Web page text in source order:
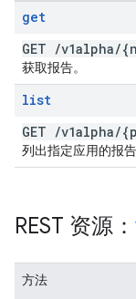
get
GET /v1alpha/
获取报告。
list
GET /v1alpha/
列出指定应用的报告
REST 资源：
方法